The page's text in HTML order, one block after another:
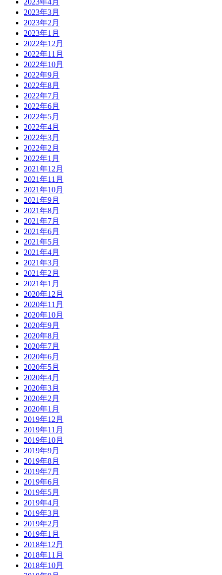
2023年4月
2023年3月
2023年2月
2023年1月
2022年12月
2022年11月
2022年10月
2022年9月
2022年8月
2022年7月
2022年6月
2022年5月
2022年4月
2022年3月
2022年2月
2022年1月
2021年12月
2021年11月
2021年10月
2021年9月
2021年8月
2021年7月
2021年6月
2021年5月
2021年4月
2021年3月
2021年2月
2021年1月
2020年12月
2020年11月
2020年10月
2020年9月
2020年8月
2020年7月
2020年6月
2020年5月
2020年4月
2020年3月
2020年2月
2020年1月
2019年12月
2019年11月
2019年10月
2019年9月
2019年8月
2019年7月
2019年6月
2019年5月
2019年4月
2019年3月
2019年2月
2019年1月
2018年12月
2018年11月
2018年10月